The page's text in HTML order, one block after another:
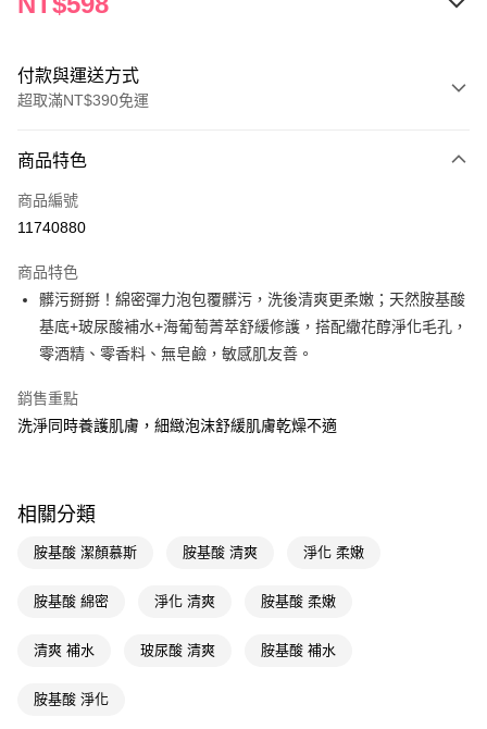
付款與運送方式
超取滿NT$390免運
POYA支付
信用卡一次付款
LINE Pay
Apple Pay
悠遊付
相關說明
【關於「AFTEE先享後付」】
１．簡單：不需註冊會員、不需綁卡、不需儲值。
３．安心：先確認商品／服務後，再付款。
１．於結帳方式選擇「AFTEE先享後付」後，將跳轉至「AFTEE先享後付」
即享券
全家取貨付款
商品特色
商品編號
11740880
商品特色
髒污掰掰！綿密彈力泡包覆髒污，洗後清爽更柔嫩；天然胺基酸
基底+玻尿酸補水+海葡萄菁萃舒緩修護，搭配繖花醇淨化毛孔，
零酒精、零香料、無皂鹼，敏感肌友善。
銷售重點
洗淨同時養護肌膚，細緻泡沫舒緩肌膚乾燥不適
相關分類
胺基酸 潔顏慕斯 胺基酸 清爽 淨化 柔嫩
胺基酸 綿密 淨化 清爽 胺基酸 柔嫩
清爽 補水 玻尿酸 清爽 胺基酸 補水
胺基酸 淨化